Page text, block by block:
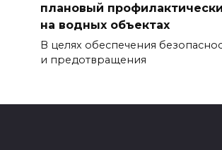
плановый
на водных объектах
В целях обеспечения
и предотвращения